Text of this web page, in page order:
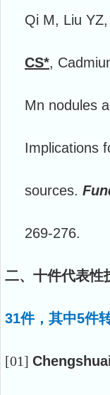
Qi M, Liu
CS*,
Mn nodules
Implications
sources.
269-276.
二、十件代表性
31件，其中5件转
[01]